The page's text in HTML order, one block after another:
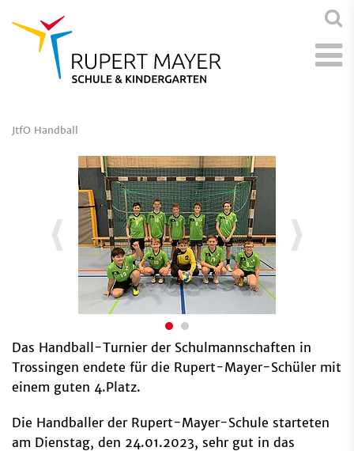
JtfO Handball
Das Handball-Turnier der Schulmannschaften in
Trossingen endete für die Rupert-Mayer-Schüler mit
einem guten 4.Platz.
Die Handballer der Rupert-Mayer-Schule starteten
am Dienstag, den 24.01.2023, sehr gut in das